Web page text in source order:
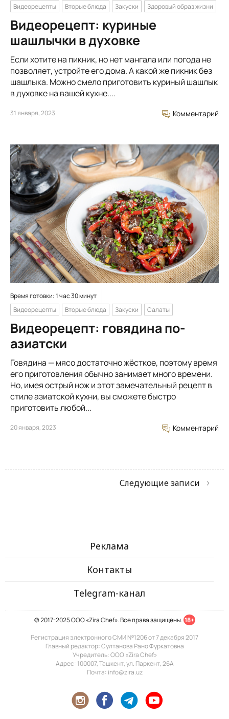
Видеорецепты
Вторые блюда Закуски Здоровый образ жизни
Видеорецепт: куриные
шашлычки в духовке
Если хотите на пикник, но нет мангала или погода не
позволяет, устройте его дома. А какой же пикник без
шашлыка. Можно смело приготовить куриный шашлык
в духовке на вашей кухне....
31 января, 2023 Комментарий
Время готовки: 1 час 30 минут
Видеорецепты
Вторые блюда Закуски Салаты
Видеорецепт: говядина по-
азиатски
Говядина — мясо достаточно жёсткое, поэтому время
его приготовления обычно занимает много времени.
Но, имея острый нож и этот замечательный рецепт в
стиле азиатской кухни, вы сможете быстро
приготовить любой...
20 января, 2023 Комментарий
Следующие записи
Реклама
Контакты
Telegram-канал
© 2017-2025 ООО «Zira Chef». Все права защищены. 18+
Регистрация электронного СМИ №1206 от 7 декабря 2017
Главный редактор: Султанова Рано Фуркатовна
Учредитель: ООО «Zira Chef»
Адрес: 100007, Ташкент, ул. Паркент, 26А
Почта: info@zira.uz